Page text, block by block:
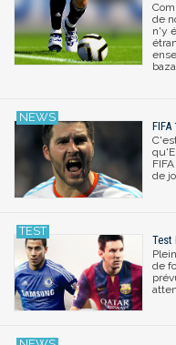
de
n'y
de
Test
de